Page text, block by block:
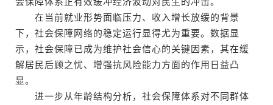
在当前就业形势面临压力、收入增长放缓的背景
下，社会保障网络的稳定运行显得尤为重要。数据显
示，社会保障已成为维护社会信心的关键因素，其在缓
解居民后顾之忧、增强抗风险能力方面的作用日益凸
显。
进一步从年龄结构分析，社会保障体系对不同群体